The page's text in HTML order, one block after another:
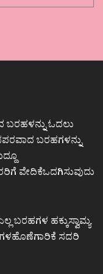
ಬರಹಳನ್ನು ಓದಲು
ಬರಹಗಳನ್ನು
ವೇದಿಕೆಒದಗಿಸುವುದು
ಬರಹಗಳ ಹಕ್ಕುಸ್ವಾಮ್ಯ
ಸದರಿ